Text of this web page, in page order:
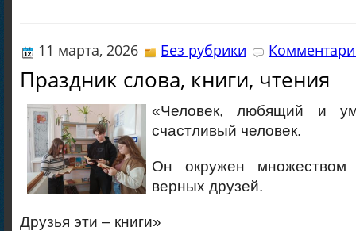
11 марта, 2026 Без рубрики
Праздник слова, книги, чтения
«Человек, любящий и
счастливый человек.
Он окружен
верных друзей.
Друзья эти – книги»